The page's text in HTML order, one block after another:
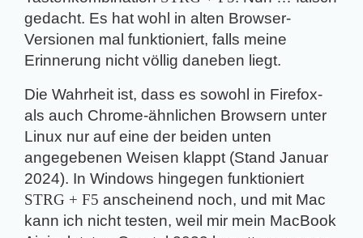
gedacht. Es hat wohl in alten Browser-
Versionen mal funktioniert, falls meine
Erinnerung nicht völlig daneben liegt.
Die Wahrheit ist, dass es sowohl in Firefox-
als auch Chrome-ähnlichen Browsern unter
Linux nur auf eine der beiden unten
angegebenen Weisen klappt (Stand Januar
2024). In Windows hingegen funktioniert
STRG + F5 anscheinend noch, und mit Mac
kann ich nicht testen, weil mir mein MacBook